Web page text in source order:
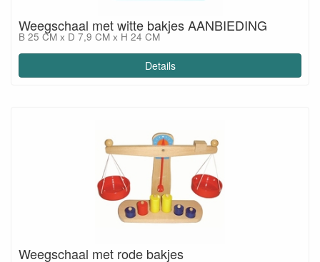
Weegschaal met witte bakjes AANBIEDING
B 25 CM x D 7,9 CM x H 24 CM
Details
Weegschaal met rode bakjes